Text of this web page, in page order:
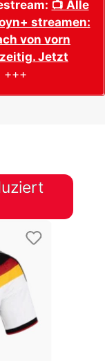
📺 Alle
streamen:
von vorn
Jetzt
+++